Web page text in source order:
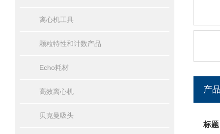
离心机工具
颗粒特性和计数产品
Echo耗材
高效离心机
贝克曼吸头
产
标